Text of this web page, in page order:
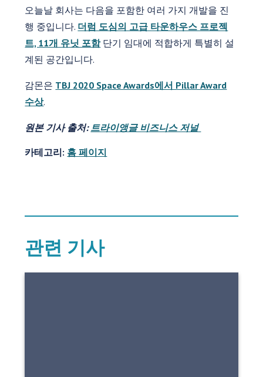
오늘날 회사는 다음을 포함한 여러 가지 개발을 진
행 중입니다. 더럼 도심의 고급 타운하우스 프로젝
트, 11개 유닛 포함단기 임대에 적합하게 특별히 설
계된 공간입니다.
감몬은 TBJ 2020 Space Awards에서 Pillar Award
수상.
원본 기사 출처:트라이앵글 비즈니스 저널
카테고리: 홈 페이지
관련 기사